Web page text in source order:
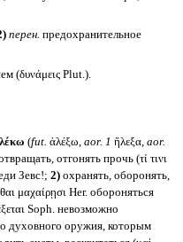
перен. предохранительное
(δυνάμεις Plut.).
(fut. ἀλέξω, aor. 1 ἤλεξα, aor.
отгонять прочь (τί τινι
Зевс!; 2)охранять, оборонять,
μαχαίρῃσι Her. обороняться
Soph. невозможно
духовного оружия, которым